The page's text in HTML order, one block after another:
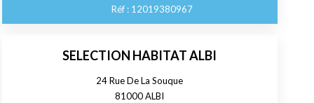
Réf : 12019380967
SELECTION HABITAT ALBI
24 Rue De La Souque
81000ALBI